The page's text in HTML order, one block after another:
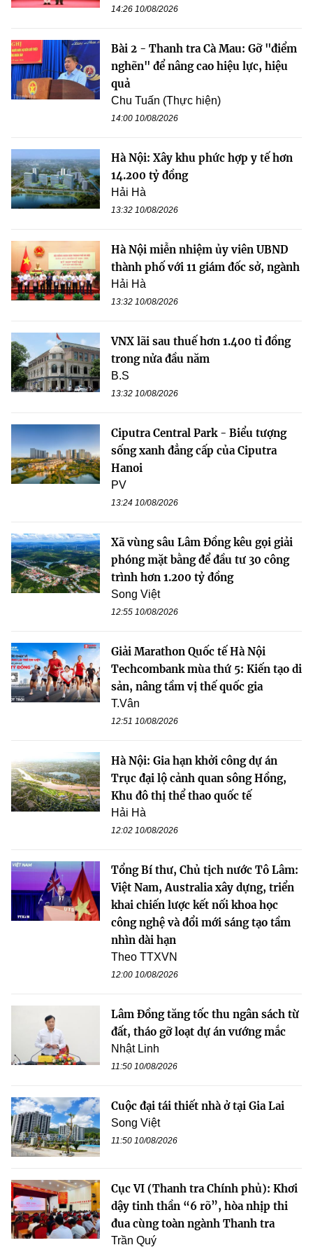
14:26 10/08/2026
Bài 2 - Thanh tra Cà Mau: Gỡ "điểm
nghẽn" để nâng cao hiệu lực, hiệu
quả
Chu Tuấn (Thực hiện)
14:00 10/08/2026
Hà Nội: Xây khu phức hợp y tế hơn
14.200 tỷ đồng
Hải Hà
13:32 10/08/2026
Hà Nội miễn nhiệm ủy viên UBND
thành phố với 11 giám đốc sở, ngành
Hải Hà
13:32 10/08/2026
VNX lãi sau thuế hơn 1.400 tỉ đồng
trong nửa đầu năm
B.S
13:32 10/08/2026
Ciputra Central Park - Biểu tượng
sống xanh đẳng cấp của Ciputra
Hanoi
PV
13:24 10/08/2026
Xã vùng sâu Lâm Đồng kêu gọi giải
phóng mặt bằng để đầu tư 30 công
trình hơn 1.200 tỷ đồng
Song Việt
12:55 10/08/2026
Giải Marathon Quốc tế Hà Nội
Techcombank mùa thứ 5: Kiến tạo di
sản, nâng tầm vị thế quốc gia
T.Vân
12:51 10/08/2026
Hà Nội: Gia hạn khởi công dự án
Trục đại lộ cảnh quan sông Hồng,
Khu đô thị thể thao quốc tế
Hải Hà
12:02 10/08/2026
Tổng Bí thư, Chủ tịch nước Tô Lâm:
Việt Nam, Australia xây dựng, triển
khai chiến lược kết nối khoa học
công nghệ và đổi mới sáng tạo tầm
nhìn dài hạn
Theo TTXVN
12:00 10/08/2026
Lâm Đồng tăng tốc thu ngân sách từ
đất, tháo gỡ loạt dự án vướng mắc
Nhật Linh
11:50 10/08/2026
Cuộc đại tái thiết nhà ở tại Gia Lai
Song Việt
11:50 10/08/2026
Cục VI (Thanh tra Chính phủ): Khơi
dậy tinh thần “6 rõ”, hòa nhịp thi
đua cùng toàn ngành Thanh tra
Trần Quý